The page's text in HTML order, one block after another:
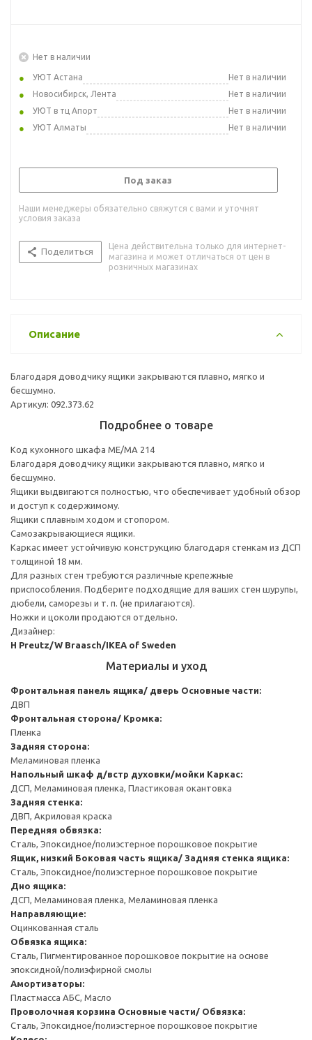
Нет в наличии
УЮТ Астана
Нет в наличии
Новосибирск, Лента
Нет в наличии
УЮТ в тц Апорт
Нет в наличии
УЮТ Алматы
Нет в наличии
Под заказ
Наши менеджеры обязательно свяжутся с вами и уточнят
условия заказа
Поделиться
Цена действительна только для интернет-
магазина и может отличаться от цен в
розничных магазинах
Описание
Благодаря доводчику ящики закрываются плавно, мягко и
бесшумно.
Артикул: 092.373.62
Подробнее о товаре
Код кухонного шкафа ME/MA 214
Благодаря доводчику ящики закрываются плавно, мягко и
бесшумно.
Ящики выдвигаются полностью, что обеспечивает удобный обзор
и доступ к содержимому.
Ящики с плавным ходом и стопором.
Самозакрывающиеся ящики.
Каркас имеет устойчивую конструкцию благодаря стенкам из ДСП
толщиной 18 мм.
Для разных стен требуются различные крепежные
приспособления. Подберите подходящие для ваших стен шурупы,
дюбели, саморезы и т. п. (не прилагаются).
Ножки и цоколи продаются отдельно.
Дизайнер:
H Preutz/W Braasch/IKEA of Sweden
Материалы и уход
Фронтальная панель ящика/ дверь Основные части:
ДВП
Фронтальная сторона/ Кромка:
Пленка
Задняя сторона:
Меламиновая пленка
Напольный шкаф д/встр духовки/мойки Каркас:
ДСП, Меламиновая пленка, Пластиковая окантовка
Задняя стенка:
ДВП, Акриловая краска
Передняя обвязка:
Сталь, Эпоксидное/полиэстерное порошковое покрытие
Ящик, низкий Боковая часть ящика/ Задняя стенка ящика:
Сталь, Эпоксидное/полиэстерное порошковое покрытие
Дно ящика:
ДСП, Меламиновая пленка, Меламиновая пленка
Направляющие:
Оцинкованная сталь
Обвязка ящика:
Сталь, Пигментированное порошковое покрытие на основе
эпоксидной/полиэфирной смолы
Амортизаторы:
Пластмасса АБС, Масло
Проволочная корзина Основные части/ Обвязка:
Сталь, Эпоксидное/полиэстерное порошковое покрытие